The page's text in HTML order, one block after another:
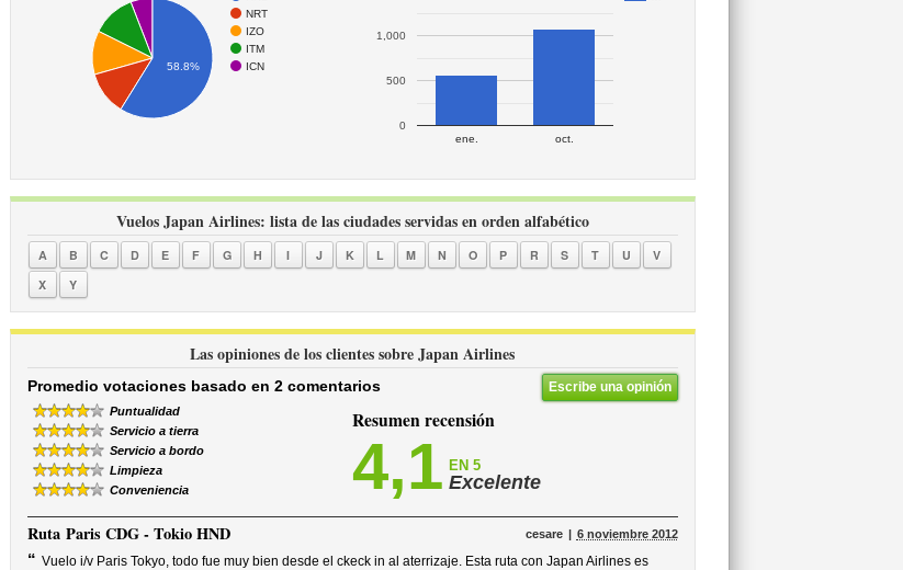
NRT
IZO
ITM
ICN
58.8%
ene. oct.
0
500
1,000
Vuelos Japan Airlines: lista de las ciudades servidas en orden alfabético
A B C D E F G H I J K L M N O P R S T U
V
X
Y
Las opiniones de los clientes sobre Japan Airlines
Escribe una opinión
Promedio votaciones basado en 2 comentarios
Puntualidad
Servicio a tierra
Servicio a bordo
Limpieza
Conveniencia
Resumen recensión
4,1 EN 5
Excelente
Ruta Paris CDG - Tokio HND cesare 6 noviembre 2012
“ Vuelo i/v Paris Tokyo, todo fue muy bien desde el ckeck in al aterrizaje. Esta ruta con Japan Airlines es